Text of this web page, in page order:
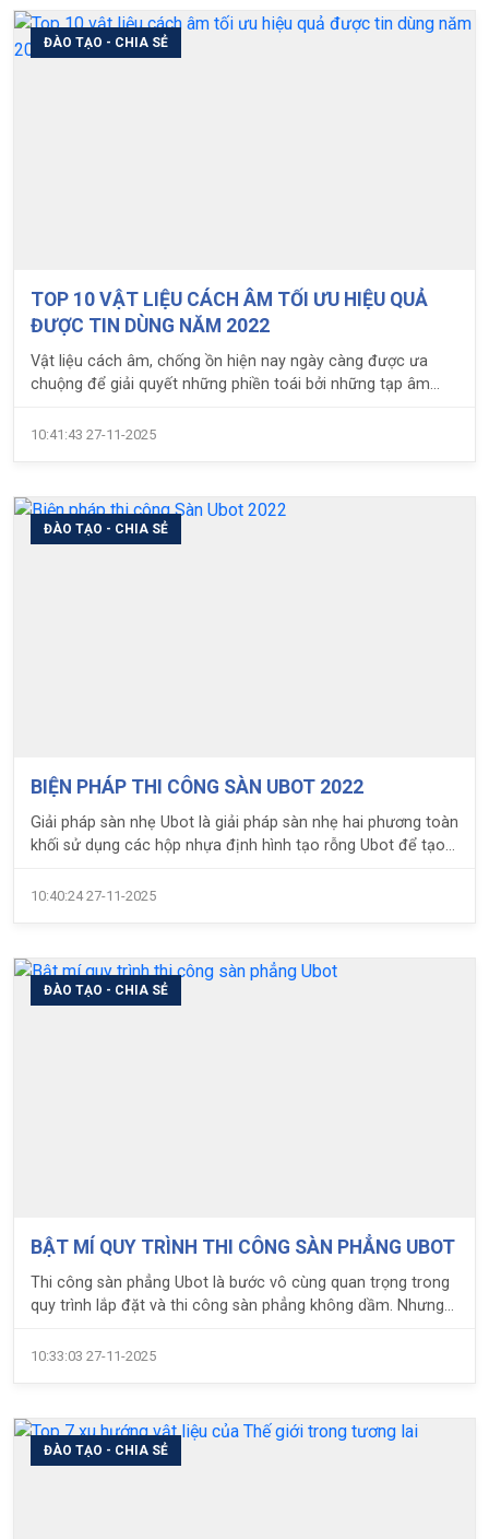
ĐÀO TẠO - CHIA SẺ
TOP 10 VẬT LIỆU CÁCH ÂM TỐI ƯU HIỆU QUẢ
ĐƯỢC TIN DÙNG NĂM 2022
Vật liệu cách âm, chống ồn hiện nay ngày càng được ưa
chuộng để giải quyết những phiền toái bởi những tạp âm
10:41:43 27-11-2025
ĐÀO TẠO - CHIA SẺ
BIỆN PHÁP THI CÔNG SÀN UBOT 2022
Giải pháp sàn nhẹ Ubot là giải pháp sàn nhẹ hai phương toàn
khối sử dụng các hộp nhựa định hình tạo rỗng Ubot để tạo
thành các hệ dầm chìm chữ I đan xen theo hai phương
10:40:24 27-11-2025
ĐÀO TẠO - CHIA SẺ
BẬT MÍ QUY TRÌNH THI CÔNG SÀN PHẲNG UBOT
Thi công sàn phẳng Ubot là bước vô cùng quan trọng trong
quy trình lắp đặt và thi công sàn phẳng không dầm. Nhưng
sàn phẳng đúng tiêu chuẩn và quy cách. Với 10 năm kinh
xây dựng trong nước. Hãy cùng LPC tìm hiểu nhé
10:33:03 27-11-2025
ĐÀO TẠO - CHIA SẺ